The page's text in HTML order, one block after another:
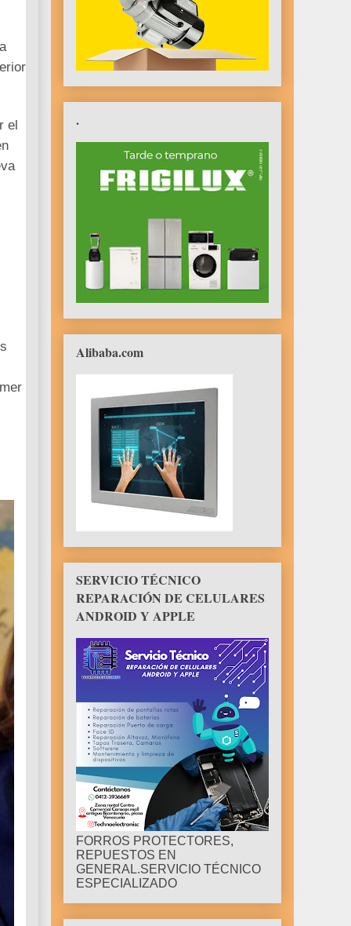
el
.
Alibaba.com
SERVICIO TÉCNICO
REPARACIÓN DE CELULARES
ANDROID Y APPLE
FORROS PROTECTORES,
REPUESTOS EN
GENERAL.SERVICIO TÉCNICO
ESPECIALIZADO